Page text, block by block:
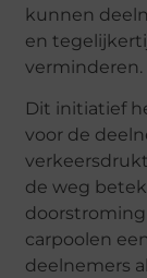
kunnen
en
verminderen.
Dit initiatief
voor de
de weg
carpoolen
deelnemers